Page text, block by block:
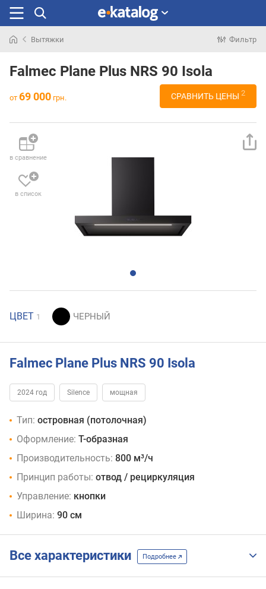
раньше
Вытяжки Фильтр
Falmec Plane Plus NRS 90 Isola
от 69 000 грн. СРАВНИТЬ ЦЕНЫ 2
в сравнение
в список
ЦВЕТ 1
Falmec Plane Plus NRS 90 Isola
2024 год Silence мощная
Тип: островная (потолочная)
Оформление: Т-образная
Производительность: 800 м³/ч
Принцип работы: отвод / рециркуляция
Управление: кнопки
Ширина: 90 см
Все характеристики Подробнее